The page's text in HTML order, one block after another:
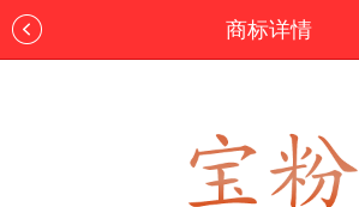
商标详情